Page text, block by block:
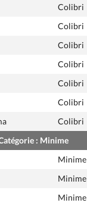
Colibri
Colibri
Colibri
Colibri
Colibri
Colibri
Colibri
: Minime
Minime
Minime
Minime